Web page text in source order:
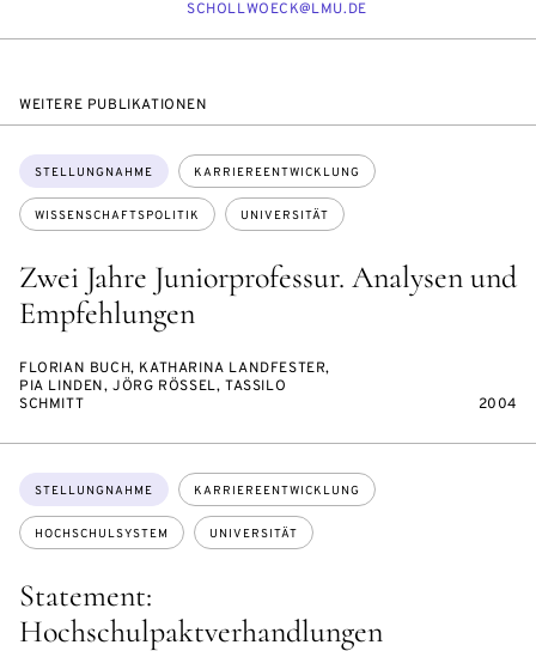
E-
SCHOLL­WOECK@LMU.DE
WEITERE PUBLIKATIONEN
Zwei Jahre Juniorprofessur. Analysen und
Empfehlungen
Themen:
STELLUNGNAHME KARRIEREENTWICKLUNG
WISSENSCHAFTSPOLITIK UNIVERSITÄT
FLORIAN BUCH, KATHARINA LANDFESTER,
PIA LINDEN, JÖRG RÖSSEL, TASSILO
SCHMITT
2004
Statement:
Hochschulpaktverhandlungen
Themen:
STELLUNGNAHME KARRIEREENTWICKLUNG
HOCHSCHULSYSTEM UNIVERSITÄT